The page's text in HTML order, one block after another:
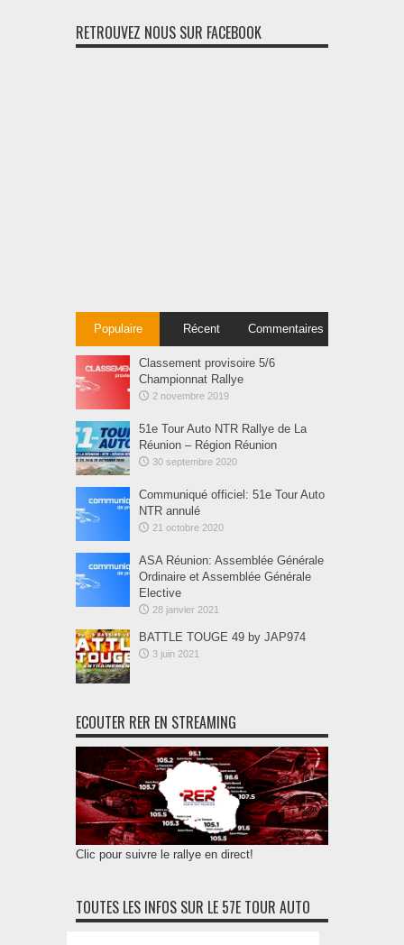
RETROUVEZ NOUS SUR FACEBOOK
Populaire Récent Commentaires
Classement provisoire 5/6
Championnat Rallye
2 novembre 2019
51e Tour Auto NTR Rallye de La
Réunion – Région Réunion
30 septembre 2020
Communiqué officiel: 51e Tour Auto
NTR annulé
21 octobre 2020
ASA Réunion: Assemblée Générale
Ordinaire et Assemblée Générale
Elective
28 janvier 2021
BATTLE TOUGE 49 by JAP974
3 juin 2021
ECOUTER RER EN STREAMING
Clic pour suivre le rallye en direct!
TOUTES LES INFOS SUR LE 57E TOUR AUTO